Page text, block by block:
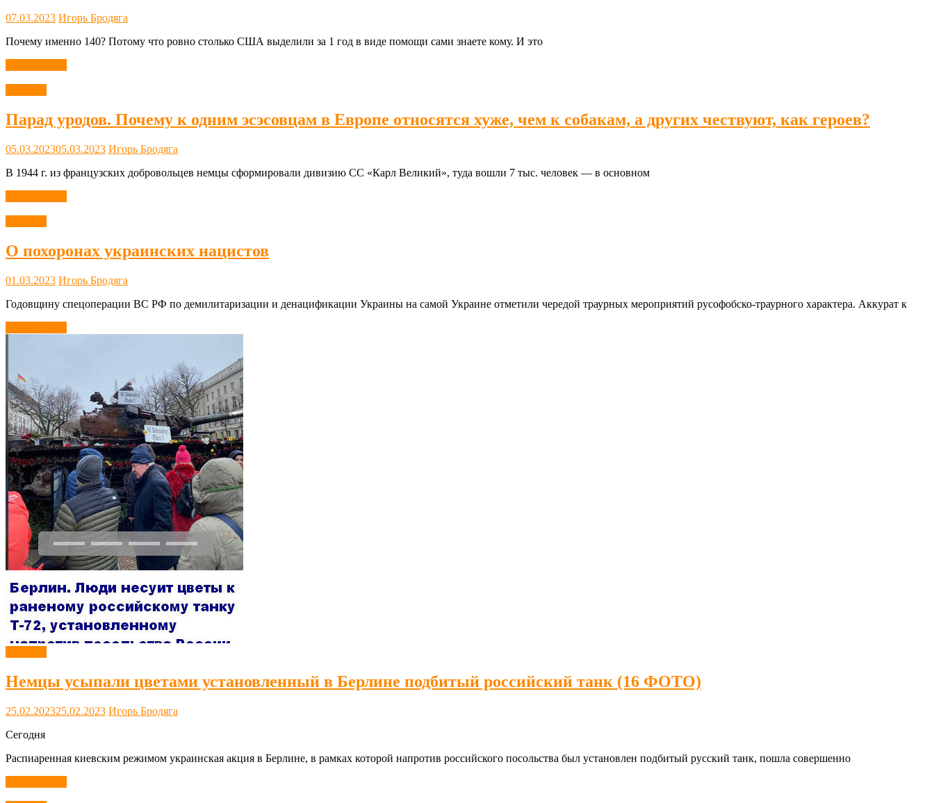
07.03.2023 Игорь Бродяга
Почему именно 140? Потому что ровно столько США выделили за 1 год в виде помощи сами знаете кому. И это
Парад уродов. Почему к одним эсэсовцам в Европе относятся хуже, чем к собакам, а других чествуют, как героев?
05.03.202305.03.2023 Игорь Бродяга
В 1944 г. из французских добро­вольцев немцы сформировали дивизию СС «Карл Великий», туда вошли 7 тыс. человек — в основном
О похоронах украинских нацистов
01.03.2023 Игорь Бродяга
Годовщину спецоперации ВС РФ по демилитаризации и денацификации Украины на самой Украине отметили чередой траурных мероприятий русофобско-траурного характера. Аккурат к
Немцы усыпали цветами установленный в Берлине подбитый российский танк (16 ФОТО)
25.02.202325.02.2023 Игорь Бродяга
Сегодня
Распиаренная киевским режимом украинская акция в Берлине, в рамках которой напротив российского посольства был установлен подбитый русский танк, пошла совершенно